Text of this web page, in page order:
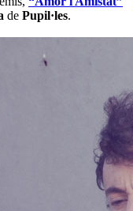
de Pupil·les.